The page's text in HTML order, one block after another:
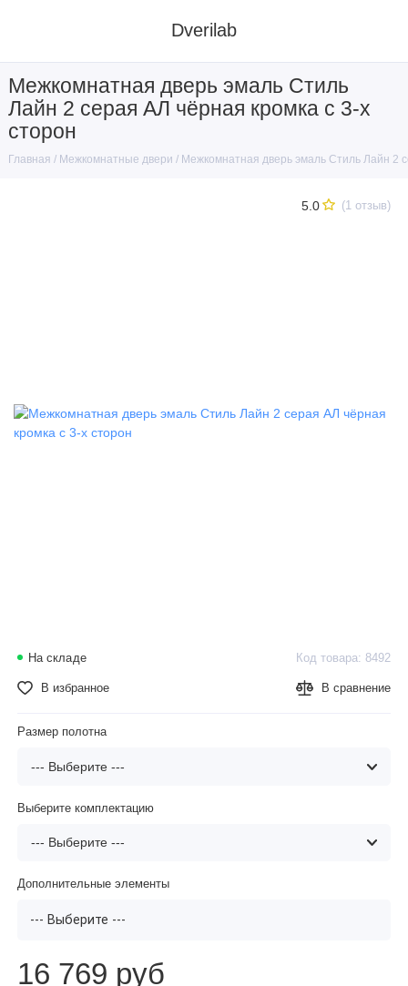
Dverilab
Межкомнатная дверь эмаль Стиль
Лайн 2 серая АЛ чёрная кромка с 3-х
сторон
Главная Межкомнатные двери Межкомнатная дверь эмаль Стиль Лайн 2
5.0 (1 отзыв)
На складе Код товара: 8492
В избранное В сравнение
Размер полотна
Выберите комплектацию
Дополнительные элементы
--- Выберите ---
16 769 руб